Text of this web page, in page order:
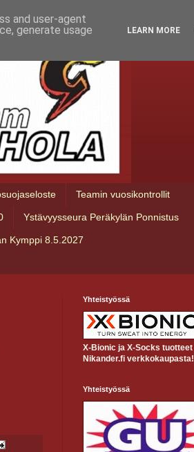
Teamin vuosikontrollit
Ystävyysseura Peräkylän Ponnistus
Kymppi 8.5.2027
Yhteistyössä
X-Bionic ja X-Socks tuotteet
Nikander.fi verkkokaupasta!
Yhteistyössä
and user-agent
generate usage
LEARN MORE